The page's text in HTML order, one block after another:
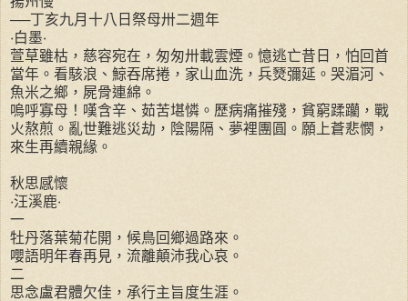
──丁亥九月十八日祭母卅二週年
‧白墨‧
萱草雖枯，慈容宛在，匆匆卅載雲煙。憶逃亡昔日，怕回首
當年。看駭浪、鯨吞席捲，家山血洗，兵燹彌延。哭湄河、
魚米之鄉，屍骨連綿。
嗚呼寡母！嘆含辛、茹苦堪憐。歷病痛摧殘，貧窮蹂躪，戰
火熬煎。亂世難逃災劫，陰陽隔、夢裡團圓。願上蒼悲憫，
來生再續親緣。
秋思感懷
‧汪溪鹿‧
一
牡丹落葉菊花開，候鳥回鄉過路來。
嚶語明年春再見，流離顛沛我心哀。
二
思念盧君體欠佳，承行主旨度生涯。